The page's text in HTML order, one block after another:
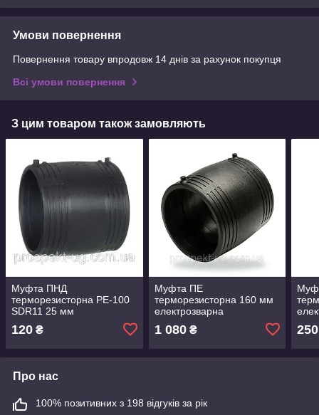
Умови повернення
Повернення товару впродовж 14 днів за рахунок покупця
Всі умови повернення
З цим товаром також замовляють
Муфта ПНД
терморезисторна PE-100
SDR11 25 мм
120 ₴
Муфта ПЕ
терморезисторна 160 мм
електрозварна
1 080₴ 250
Про нас
100% позитивних з 198 відгуків за рік